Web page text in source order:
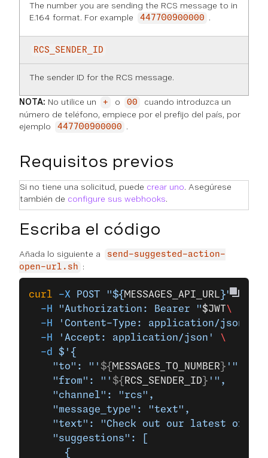
The number you are sending the RCS message to in
E.164 format. For example
447700900000 .
RCS_SENDER_ID
The sender ID for the RCS message.
NOTA: No utilice un + o 00
cuando introduzca un
número de teléfono, empiece por el prefijo del país, por
ejemplo
447700900000 .
Requisitos previos
Si no tiene una solicitud, puede crear uno. Asegúrese
también de configure sus webhooks.
Escriba el código
Añada lo siguiente a
send-suggested-action-
open-url.sh
:
curl -X POST "${ MESSAGES_API_URL }" \
  -H
"Authorization: Bearer "$JWT\
  -H
'Content-Type: application/json'
  -H
'Accept: application/json'
\
  -d
$'{
    "to": "'
${ MESSAGES_TO_NUMBER } '",
    "from": "'
${ RCS_SENDER_ID } '",
    "channel": "rcs",
    "message_type": "text",
"text": "Check out our latest
    "suggestions": [
      {